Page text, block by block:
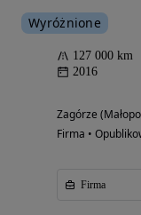
Wyróżnione
127 000 km
2016
Zagórze
Firma •
Firma